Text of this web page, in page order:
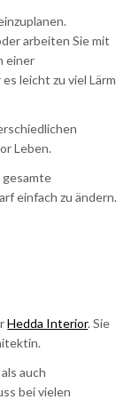
arbeiten Sie mit
einer
leicht zu viel Lärm
Leben.
gesamte
einfach zu ändern.
Hedda Interior. Sie
auch
bei vielen